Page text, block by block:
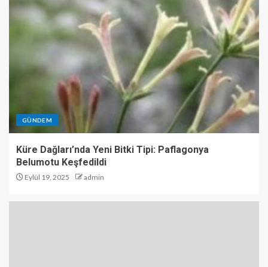
GÜNDEM
Küre Dağları’nda Yeni Bitki Tipi: Paflagonya
Belumotu Keşfedildi
Eylül 19, 2025 admin